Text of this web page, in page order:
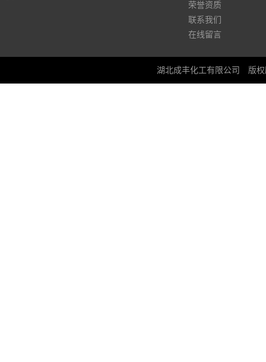
荣誉资质
联系我们
在线留言
湖北成丰化工有限公司 版